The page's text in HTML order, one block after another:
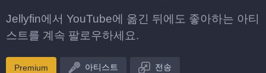
Jellyfin에서 YouTube에 옮긴 뒤에도 좋아하는 아티
스트를 계속 팔로우하세요.
Premium 아티스트 전송